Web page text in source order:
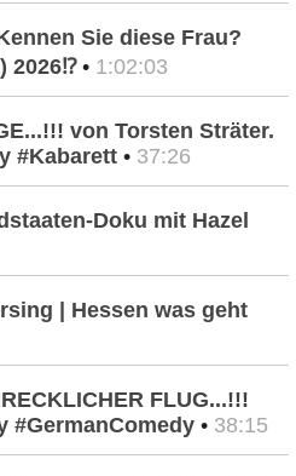
Sie diese Frau?
2026⁉️• 1:02:03
von Torsten Sträter.
#Kabarett • 37:26
Doku mit Hazel
| Hessen was geht
FLUG...!!!
#GermanComedy • 38:15